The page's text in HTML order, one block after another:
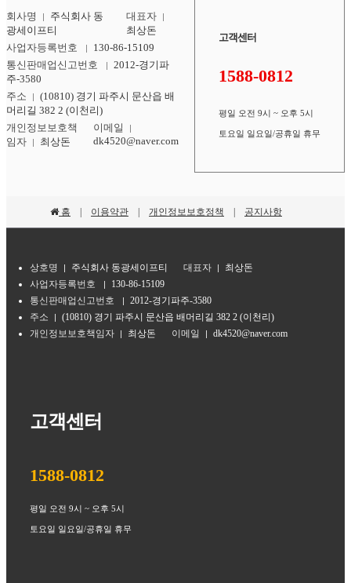
회사명
주식회사 동
광세이프티
대표자
최상돈
사업자등록번호
130-86-15109
통신판매업신고번호
2012-경기파
주-3580
주소
(10810) 경기 파주시 문산읍 배
머리길 382 2 (이천리)
개인정보보호책
임자
최상돈
이메일
dk4520@naver.com
고객센터
1588-0812
평일 오전 9시 ~ 오후 5시
토요일 일요일/공휴일 휴무
홈 이용약관 개인정보보호정책 공지사항
상호명 주식회사 동광세이프티 대표자
최상돈
사업자등록번호
130-86-15109
통신판매업신고번호
2012-경기파주-3580
주소
(10810) 경기 파주시 문산읍 배머리길 382 2 (이천리)
개인정보보호책임자
최상돈 이메일 dk4520@naver.com
고객센터
1588-0812
평일 오전 9시 ~ 오후 5시
토요일 일요일/공휴일 휴무